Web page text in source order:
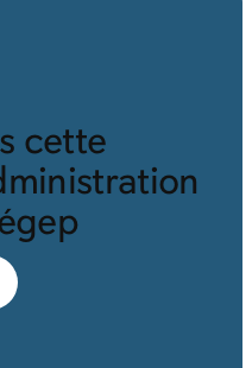
cette